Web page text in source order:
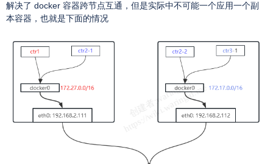
解决了 docker 容器跨节点互通，但是实际中不可能一个应用一个副
本容器，也就是下面的情况